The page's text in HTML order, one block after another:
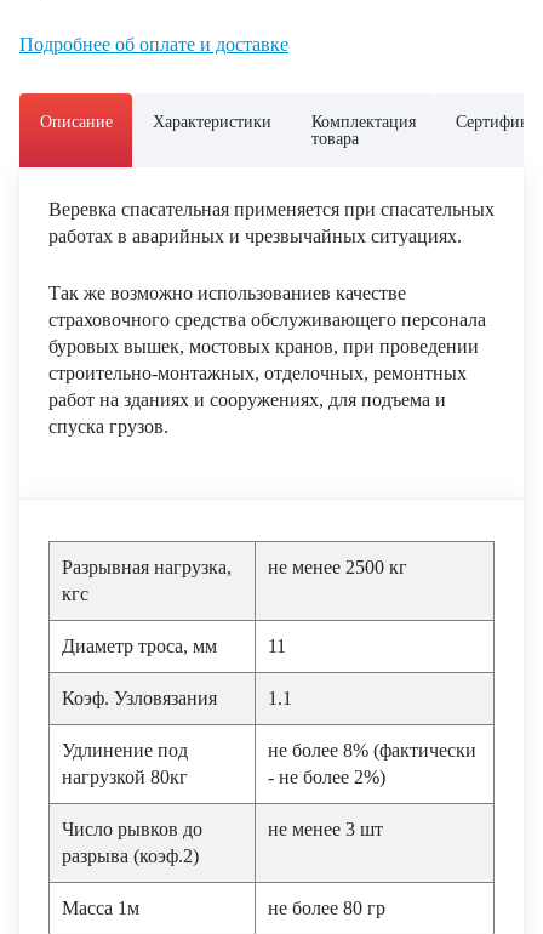
Подробнее об оплате и доставке
Описание Характеристики
Комплектация
товара
Веревка спасательная применяется при спасательных
работах в аварийных и чрезвычайных ситуациях.
Так же возможно использованиев качестве
страховочного средства обслуживающего персонала
буровых вышек, мостовых кранов, при проведении
строительно-монтажных, отделочных, ремонтных
работ на зданиях и сооружениях, для подъема и
спуска грузов.
Разрывная нагрузка,
кгс
не менее 2500 кг
Диаметр троса, мм 11
Коэф. Узловязания 1.1
Удлинение под
нагрузкой 80кг
не более 8% (фактически
- не более 2%)
Число рывков до
разрыва (коэф.2)
не менее 3 шт
Масса 1м не более 80 гр